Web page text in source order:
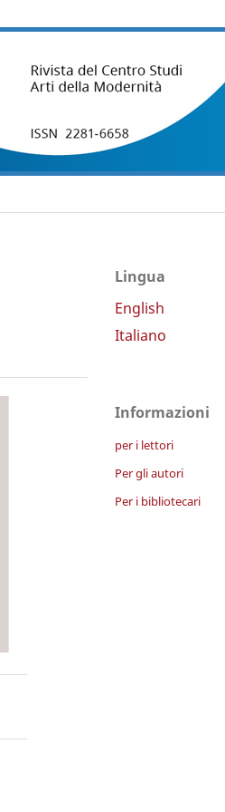
Lingua
English
Italiano
Informazioni
per i lettori
Per gli autori
Per i bibliotecari